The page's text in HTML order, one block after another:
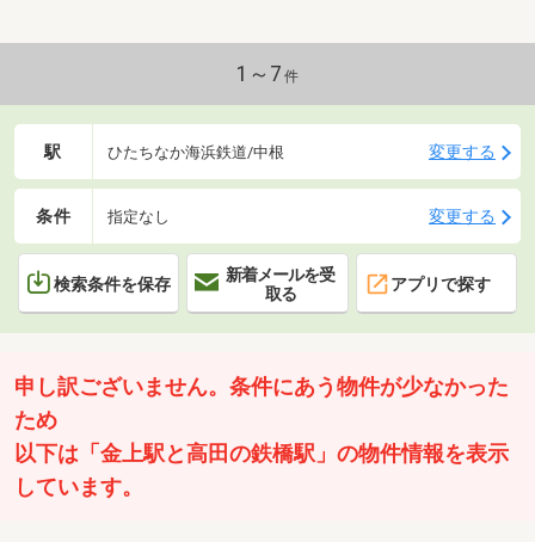
1～7 件
駅 ひたちなか海浜鉄道/中根 変更する
条件 指定なし 変更する
検索条件を保存
新着メールを受
取る
アプリで探す
申し訳ございません。条件にあう物件が少なかった
ため
以下は「金上駅と高田の鉄橋駅」の物件情報を表示
しています。